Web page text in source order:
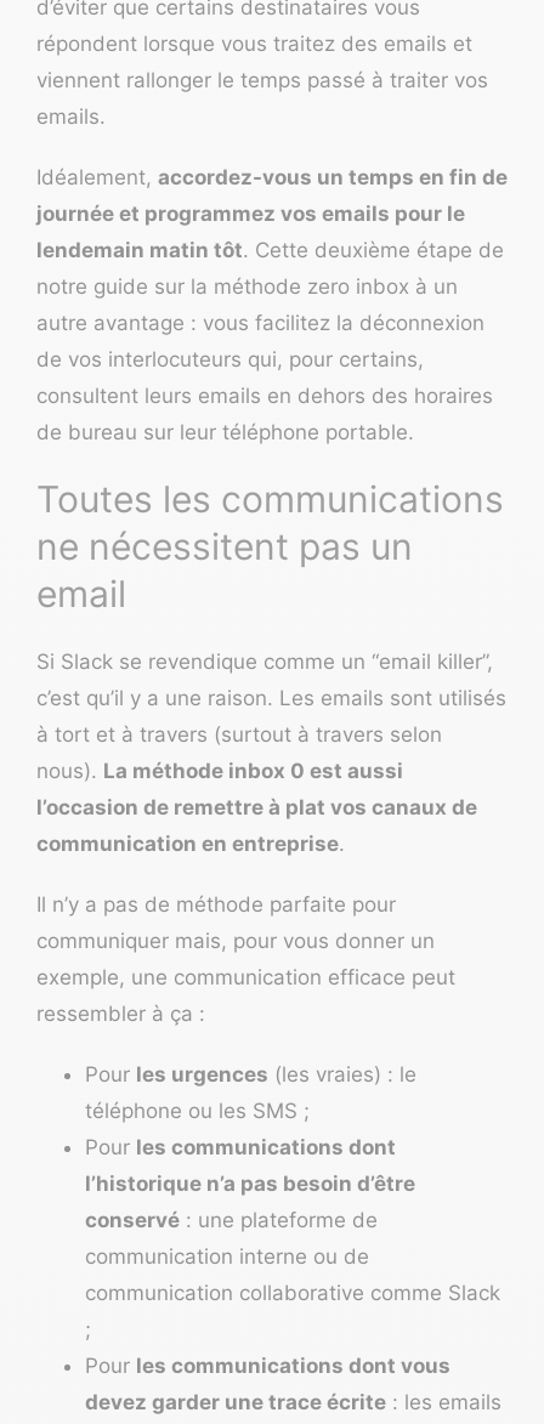
d’éviter que certains destinataires vous
répondent lorsque vous traitez des emails et
viennent rallonger le temps passé à traiter vos
emails.
Idéalement, accordez-vous un temps en fin de
journée et programmez vos emails pour le
lendemain matin tôt. Cette deuxième étape de
notre guide sur la méthode zero inbox à un
autre avantage : vous facilitez la déconnexion
de vos interlocuteurs qui, pour certains,
consultent leurs emails en dehors des horaires
de bureau sur leur téléphone portable.
Toutes les communications
ne nécessitent pas un
email
Si Slack se revendique comme un “email killer”,
c’est qu’il y a une raison. Les emails sont utilisés
à tort et à travers (surtout à travers selon
nous). La méthode inbox 0 est aussi
l’occasion de remettre à plat vos canaux de
communication en entreprise.
Il n’y a pas de méthode parfaite pour
communiquer mais, pour vous donner un
exemple, une communication efficace peut
ressembler à ça :
Pour les urgences (les vraies) : le
téléphone ou les SMS ;
Pour les communications dont
l’historique n’a pas besoin d’être
conservé : une plateforme de
communication interne ou de
communication collaborative comme Slack
;
Pour les communications dont vous
devez garder une trace écrite : les emails